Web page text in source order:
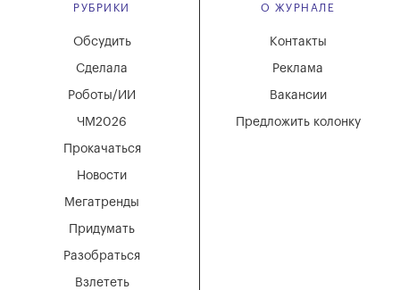
РУБРИКИ
Мегатренды
Придумать
Разобраться
Взлететь
Новости
Обсудить
Сделала
Роботы/ИИ
ЧМ2026
Прокачаться
О ЖУРНАЛЕ
Вакансии
Реклама
Контакты
Предложить колонку